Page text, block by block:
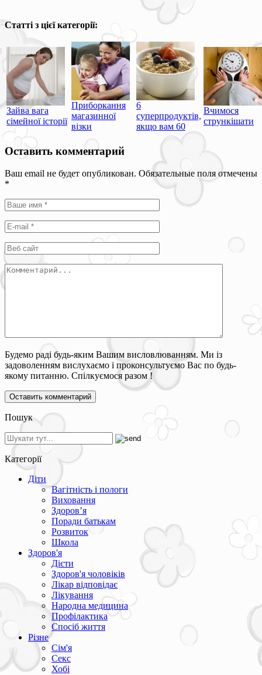
Статті з цієї категорії:
Зайва вага
сімейної історії
Приборкання
магазинної
візки
6
суперпродуктів,
якщо вам 60
Вчимося
стрункішати
Оставить комментарий
Ваш email не будет опубликован. Обязательные поля отмечены
*
Будемо раді будь-яким Вашим висловлюванням. Ми із
задоволенням вислухаємо і проконсультуємо Вас по будь-
якому питанню. Спілкуємося разом !
Пошук
Категорії
Діти
Вагітність і пологи
Виховання
Здоров’я
Поради батькам
Розвиток
Школа
Здоров'я
Дієти
Здоров'я чоловіків
Лікар відповідає
Лікування
Народна медицина
Профілактика
Спосіб життя
Різне
Сім'я
Секс
Хобі